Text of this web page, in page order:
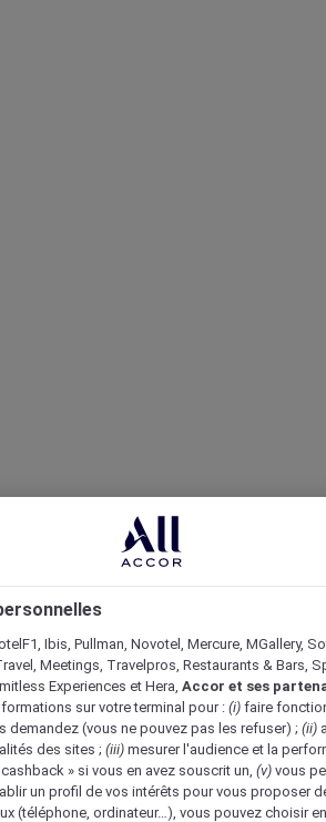
Ibis, Pullman, Novotel, Mercure, MGallery,
Meetings, Travelpros, Restaurants & Bars,
Experiences et Hera, Accor et ses
sur votre terminal pour : (i) faire
demandez (vous ne pouvez pas les refuser) ; (ii)
des sites ; (iii) mesurer l'audience et la
» si vous en avez souscrit un, (v) vous
un profil de vos intérêts pour vous proposer
(téléphone, ordinateur…), vous pouvez choisir